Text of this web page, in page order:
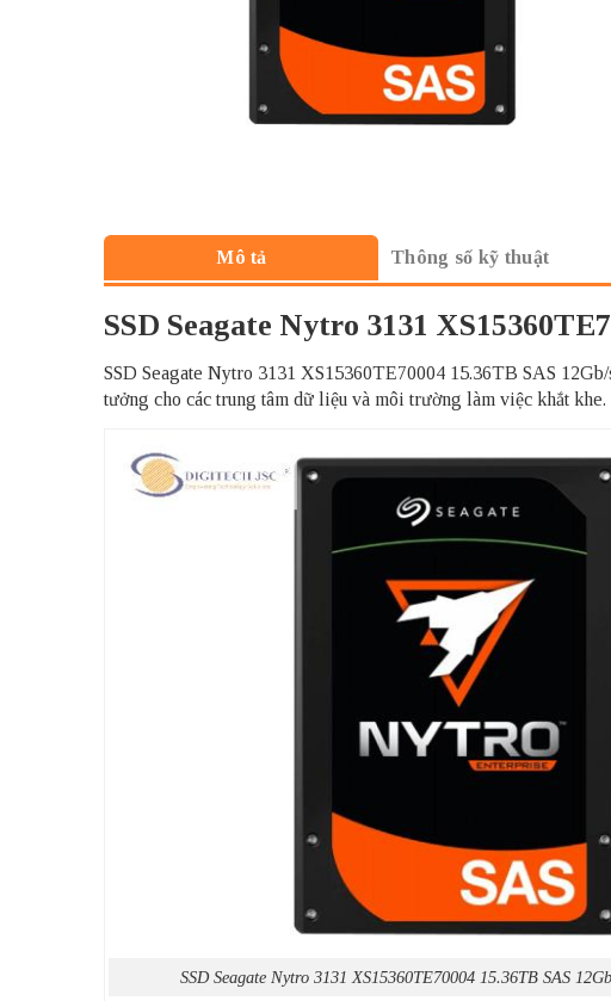
Mô tả Thông số kỹ thuật
SSD Seagate Nytro 3131
SSD Seagate Nytro 3131 XS15360TE70004 15.36TB SAS
tưởng cho các trung tâm dữ liệu và môi trường làm việc khắt khe.
SSD Seagate Nytro 3131 XS15360TE70004 15.36TB SAS